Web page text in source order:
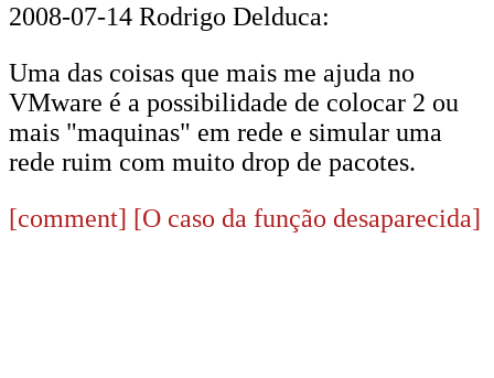
2008-07-14 Rodrigo Delduca:
Uma das coisas que mais me ajuda no
VMware é a possibilidade de colocar 2 ou
mais "maquinas" em rede e simular uma
rede ruim com muito drop de pacotes.
[comment] [O caso da função desaparecida]